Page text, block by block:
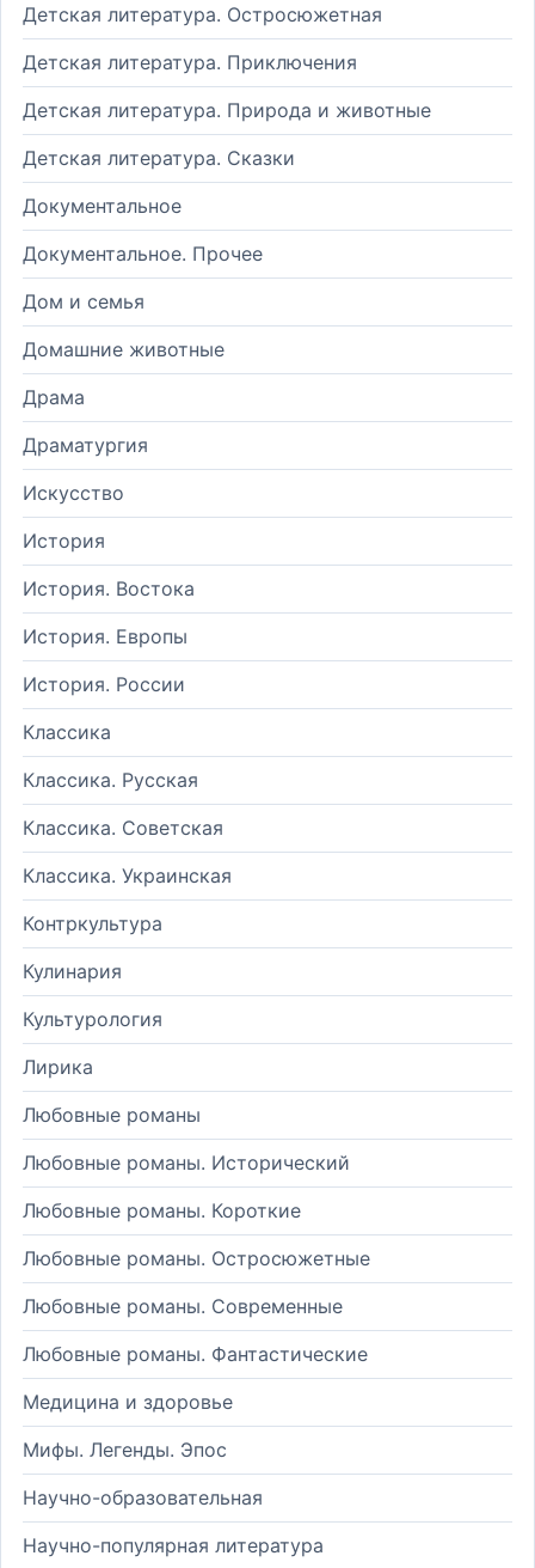
Детская литература. Остросюжетная
Детская литература. Приключения
Детская литература. Природа и животные
Детская литература. Сказки
Документальное
Документальное. Прочее
Дом и семья
Домашние животные
Драма
Драматургия
Искусство
История
История. Востока
История. Европы
История. России
Классика
Классика. Русская
Классика. Советская
Классика. Украинская
Контркультура
Кулинария
Культурология
Лирика
Любовные романы
Любовные романы. Исторический
Любовные романы. Короткие
Любовные романы. Остросюжетные
Любовные романы. Современные
Любовные романы. Фантастические
Медицина и здоровье
Мифы. Легенды. Эпос
Научно-образовательная
Научно-популярная литература